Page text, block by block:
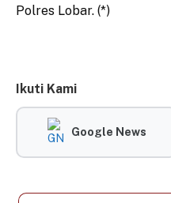
Polres Lobar. (*)
Ikuti Kami
Google News